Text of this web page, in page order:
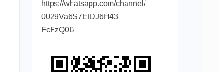
https://whatsapp.com/channel/
0029Va6S7EtDJ6H43
FcFzQ0B